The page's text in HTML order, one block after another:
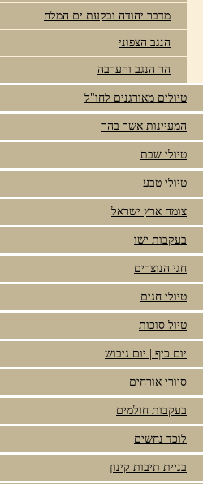
מדבר יהודה ובקעת ים המלח
הנגב הצפוני
הר הנגב והערבה
טיולים מאורגנים לחו"ל
המעיינות אשר בהר
טיולי שבת
טיולי טבע
צומח ארץ ישראל
בעקבות ישו
חגי הנוצרים
טיולי חגים
טיול סוכות
יום כיף | יום גיבוש
סיורי אורחים
בעקבות חולמים
לוכד נחשים
בניית תיבות קינון